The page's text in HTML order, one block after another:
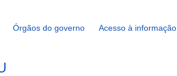
Órgãos do governo Acesso à informação